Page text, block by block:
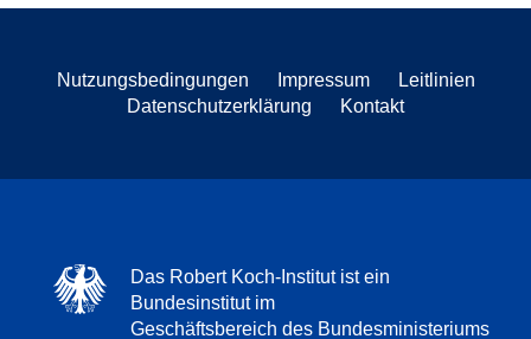
Nutzungsbedingungen Impressum
Leitlinien
Datenschutzerklärung
Kontakt
Das Robert Koch-Institut ist ein
Bundesinstitut im
Geschäftsbereich des Bundesministeriums